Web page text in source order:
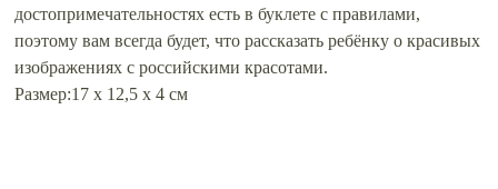
достопримечательностях есть в буклете с правилами,
поэтому вам всегда будет, что рассказать ребёнку о красивых
изображениях с российскими красотами.
Размер:17 х 12,5 х 4 см